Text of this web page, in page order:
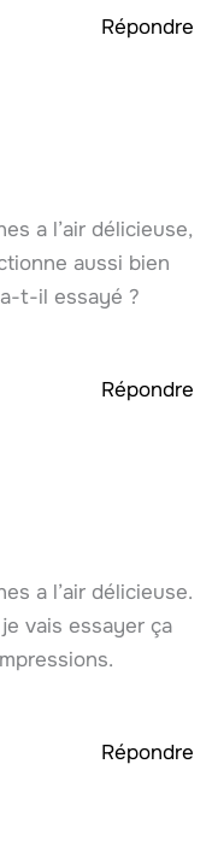
Répondre
a l’air délicieuse,
aussi bien
a-t-il essayé ?
Répondre
a l’air délicieuse.
vais essayer ça
Répondre